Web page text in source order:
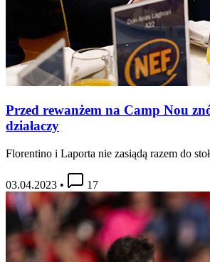
Przed rewanżem na Camp Nou
działaczy
Florentino i Laporta nie zasiądą razem do
03.04.2023 • 17